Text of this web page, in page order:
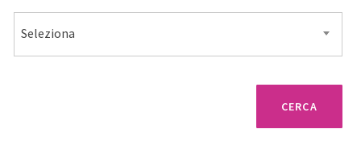
Seleziona